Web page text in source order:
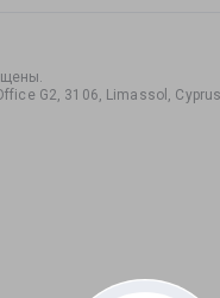
.
G2, 3106, Limassol,